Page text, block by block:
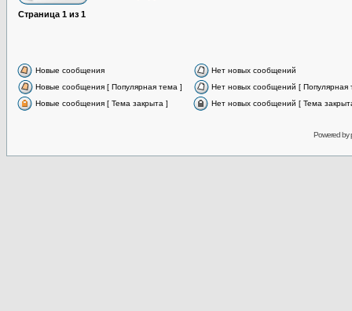
Страница 1 из 1
Новые сообщения
Нет новых сообщений
Новые сообщения [ Популярная тема ]
Нет новых сообщений [ Популярная
Новые сообщения [ Тема закрыта ]
Нет новых сообщений [ Тема
Powered by